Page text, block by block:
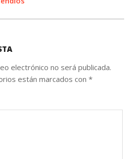
electrónico no será publicada.
están marcados con *